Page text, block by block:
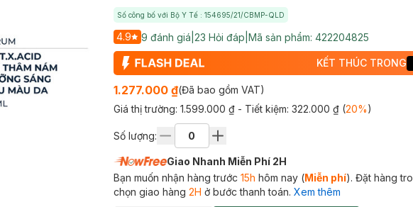
Số công bố với Bộ Y Tế : 154695/21/CBMP-QLD
4.9 9 đánh giá 23 Hỏi đáp Mã sản phẩm: 422204825
KẾT THÚC TRONG
1.277.000 ₫(Đã bao gồm VAT)
Giá thị trường: 1.599.000 ₫ - Tiết kiệm: 322.000 ₫(20%)
Số lượng:
Giao Nhanh Miễn Phí 2H
Bạn muốn nhận hàng trước 15h hôm nay (Miễn phí). Đặt hàng
chọn giao hàng 2H ở bước thanh toán. Xem thêm